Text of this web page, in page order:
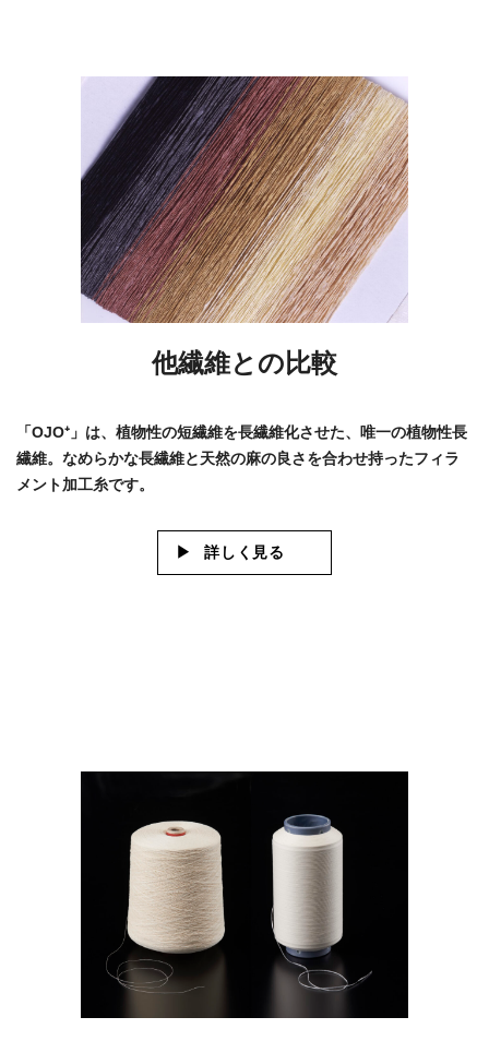
他繊維との比較
「OJO⁺」は、植物性の短繊維を長繊維化させた、唯一の植物性長
繊維。なめらかな長繊維と天然の麻の良さを合わせ持ったフィラ
メント加工糸です。
詳しく見る